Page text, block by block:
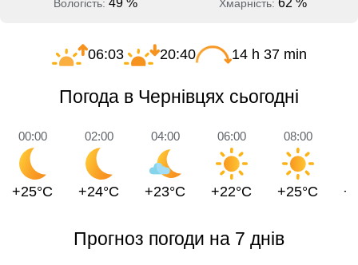
Вологість: 49 % Хмарність: 62 %
06:03 20:40 14 h 37 min
Погода в Чернівцях сьогодні
00:00
+25°C
02:00
+24°C
04:00
+23°C
06:00
+22°C
08:00
+25°C
Прогноз погоди на 7 днів